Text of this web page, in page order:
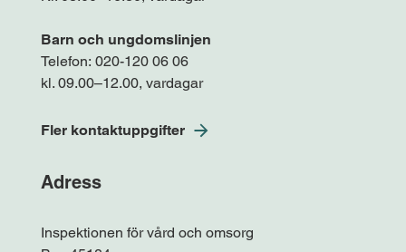
Barn och ungdomslinjen
Telefon: 020-120 06 06
kl. 09.00–12.00, vardagar
Fler kontaktuppgifter
Adress
Inspektionen för vård och omsorg